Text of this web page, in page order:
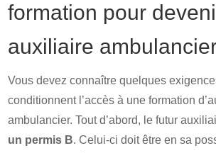
formation pour
auxiliaire
Vous devez connaître quelques
conditionnent l’accès à une formation
ambulancier. Tout d’abord, le futur
un permis B. Celui-ci doit être en sa